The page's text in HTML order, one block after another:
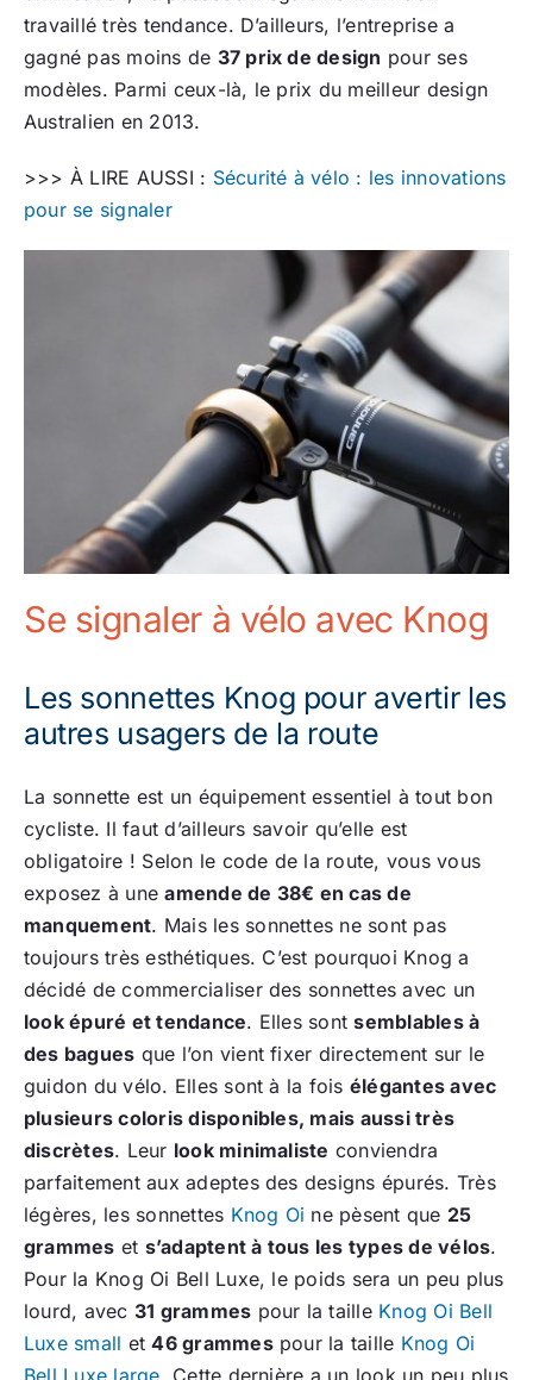
travaillé très tendance. D’ailleurs, l’entreprise a
gagné pas moins de 37 prix de design pour ses
modèles. Parmi ceux-là, le prix du meilleur design
Australien en 2013.
>>> À LIRE AUSSI : Sécurité à vélo : les innovations
pour se signaler
Se signaler à vélo avec Knog
Les sonnettes Knog pour avertir les
autres usagers de la route
La sonnette est un équipement essentiel à tout bon
cycliste. Il faut d’ailleurs savoir qu’elle est
obligatoire ! Selon le code de la route, vous vous
exposez à uneamende de 38€ en cas de
manquement. Mais les sonnettes ne sont pas
toujours très esthétiques. C’est pourquoi Knog a
décidé de commercialiser des sonnettes avec un
look épuré et tendance. Elles sontsemblables à
des bagues que l’on vient fixer directement sur le
guidon du vélo. Elles sont à la fois élégantes avec
plusieurs coloris disponibles, mais aussi très
discrètes. Leur look minimaliste conviendra
parfaitement aux adeptes des designs épurés. Très
légères, les sonnettes Knog Oi ne pèsent que 25
grammes et s’adaptent à tous les types de vélos.
Pour la Knog Oi Bell Luxe, le poids sera un peu plus
lourd, avec 31 grammes pour la taille Knog Oi Bell
Luxe small et46 grammespour la taille Knog Oi